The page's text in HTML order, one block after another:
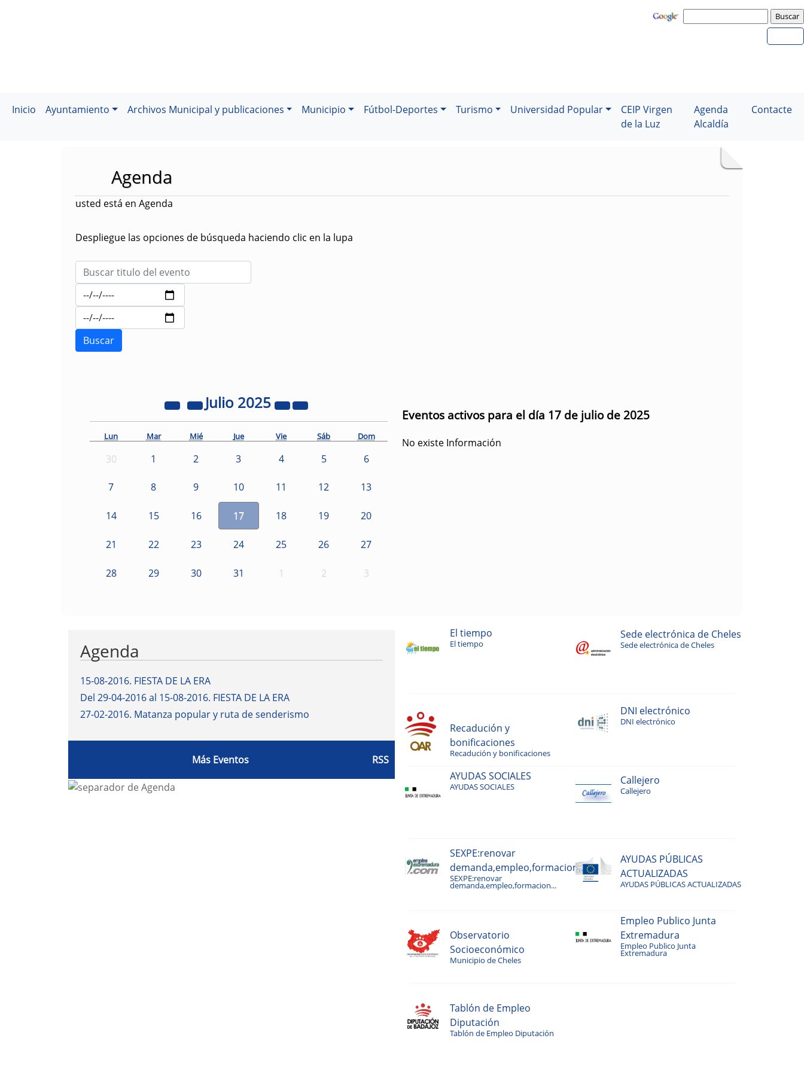
Inicio Ayuntamiento Archivos Municipal y publicaciones Municipio Fútbol-Deportes Turismo Universidad Popular
CEIP Virgen
de la Luz
Agenda
Alcaldía
Contacte
Agenda
usted está en Agenda
Despliegue las opciones de búsqueda haciendo clic en la lupa
Julio 2025
Lun Mar Mié Jue Vie Sáb Dom
30 1 2 3 4 5 6
7 8 9 10 11 12 13
14 15 16 17 18 19 20
21 22 23 24 25 26 27
28 29 30 31 1 2 3
Eventos activos para el día 17 de julio de 2025
No existe Información
Agenda
15-08-2016. FIESTA DE LA ERA
Del 29-04-2016 al 15-08-2016. FIESTA DE LA ERA
27-02-2016. Matanza popular y ruta de senderismo
Más Eventos RSS
El tiempo
El tiempo
Sede electrónica de Cheles
Sede electrónica de Cheles
Recadución y
bonificaciones
Recadución y bonificaciones
DNI electrónico
DNI electrónico
AYUDAS SOCIALES
AYUDAS SOCIALES
Callejero
Callejero
SEXPE:renovar
demanda,empleo,formacion...
SEXPE:renovar
demanda,empleo,formacion...
AYUDAS PÚBLICAS
ACTUALIZADAS
AYUDAS PÚBLICAS ACTUALIZADAS
Observatorio
Socioeconómico
Municipio de Cheles
Empleo Publico Junta
Extremadura
Empleo Publico Junta
Extremadura
Tablón de Empleo
Diputación
Tablón de Empleo Diputación